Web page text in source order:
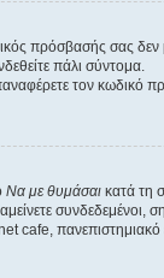
πρόσβασής σας δεν
πάλι σύντομα.
τον κωδικό
Να με θυμάσαι κατά τη
συνδεδεμένοι,
cafe, πανεπιστημιακό